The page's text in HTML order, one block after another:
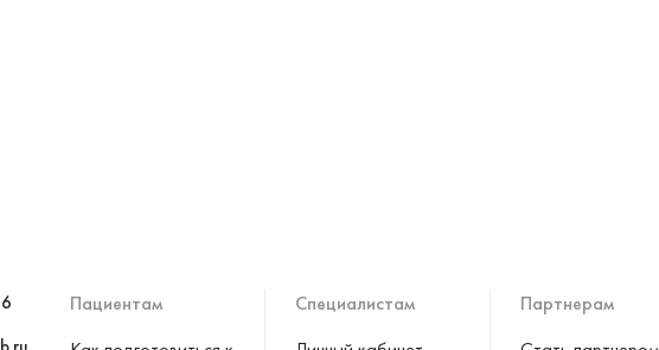
Пациентам
Специалистам
Партнерам